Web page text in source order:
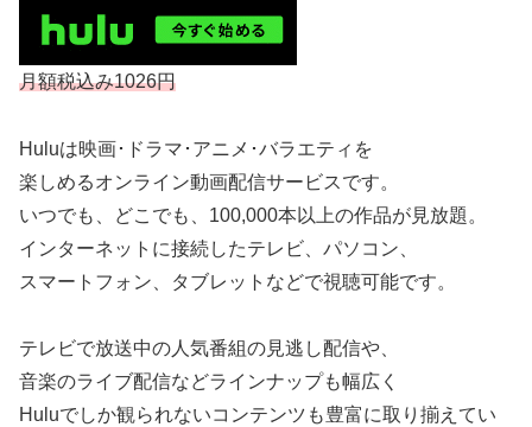
月額税込み1026円
Huluは映画･ドラマ･アニメ･バラエティを
楽しめるオンライン動画配信サービスです。
いつでも、どこでも、100,000本以上の作品が見放題。
インターネットに接続したテレビ、パソコン、
スマートフォン、タブレットなどで視聴可能です。
テレビで放送中の人気番組の見逃し配信や、
音楽のライブ配信などラインナップも幅広く
Huluでしか観られないコンテンツも豊富に取り揃えてい